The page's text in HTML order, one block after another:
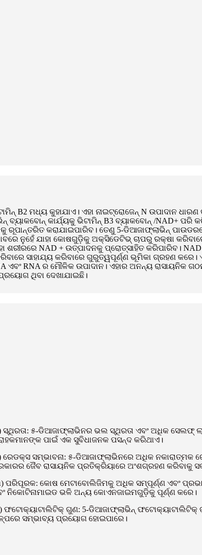
ମଧ୍ୟ କୁହାଯାଏ। ଏହା ନାଇଟ୍ରୋଜେନ୍ N ଉପାଦାନ ଧାରଣ
କାର୍ଯ୍ୟକୁ ଭିଟାମିନ୍ B3 ବ୍ୟାକବୋନ୍ /NAD+ ପରି
କରାଯାଇପାରିବ। ତେଣୁ 5-ଡିଆଜାଫ୍ଲାଭିନ୍
ନୁହେଁ ଯାହା କୋଷଗୁଡ଼ିକୁ ଅକ୍ସିଡେଟିଭ୍ ଚାପରୁ ରକ୍ଷା
NAD + ଉତ୍ପାଦନକୁ ପ୍ରୋତ୍ସାହିତ କରିପାରିବ।
ସାହାଯ୍ୟ କରିବାରେ ଗୁରୁତ୍ୱପୂର୍ଣ୍ଣ ଭୂମିକା ଗ୍ରହଣ
RNA ର ମୌଳିକ ଉପାଦାନ। ଏହାର ଅନନ୍ୟ ରାସାୟନିକ
ଥିବା ଦେଖାଯାଇଛି।
ସ୍ଥିରତା: ୫-ଡିଆଜାଫ୍ଲାଭିନର ଭଲ ସ୍ଥିରତା ଏବଂ ଅଧିକ ସେଲଫ୍
ପାଇଁ ଏକ ସୁବିଧାଜନକ ପସନ୍ଦ କରିଥାଏ।
ରେଡକ୍ସ ସମ୍ଭାବନା: ୫-ଡିଆଜାଫ୍ଲାଭିନରେ ଅଧିକ ନକାରାତ୍ମକ
ଜୈବ ରାସାୟନିକ ପ୍ରତିକ୍ରିୟାରେ ଅଂଶଗ୍ରହଣ କରିବାକୁ
ପରିପୂରକ: କୋଷ ମେଟାବୋଲିଜିମକୁ ଅଧିକ ସମ୍ପୂର୍ଣ୍ଣ ଏବଂ
ନିକୋଟିନାମାଇଡ ଭଳି ଅନ୍ୟ କୋଏନଜାଇମଗୁଡ଼ିକୁ ପୂର୍ଣ୍ଣ କରେ।
ଫଟୋକ୍ୟାଟାଲିଟିକ୍ ଗୁଣ: 5-ଡିଆଜାଫ୍ଲାଭିନ୍ ଫଟୋକ୍ୟାଟାଲିଟିକ୍
ସମ୍ଭାବ୍ୟ ପ୍ରୟୋଗ ହୋଇପାରେ।